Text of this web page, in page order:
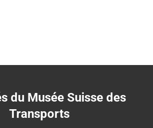
du Musée Suisse des
Transports